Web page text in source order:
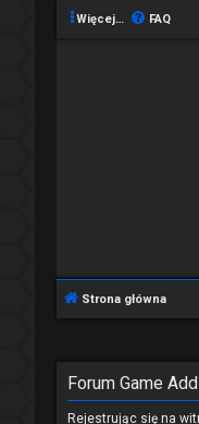
Więcej… FAQ
Strona główna
Forum Game
Rejestrując się na